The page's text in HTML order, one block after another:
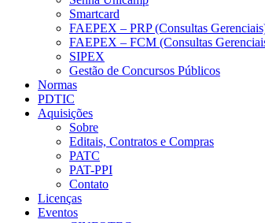
Smartcard
FAEPEX – PRP (Consultas
FAEPEX – FCM (Consultas
SIPEX
Gestão de Concursos Públicos
Normas
PDTIC
Aquisições
Sobre
Editais, Contratos e Compras
PATC
PAT-PPI
Contato
Licenças
Eventos